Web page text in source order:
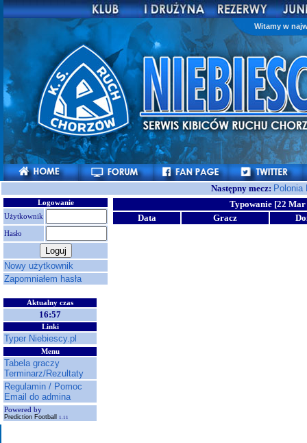
Witamy w
Następny mecz:
Logowanie
Użytkownik
Hasło
Nowy użytkownik
Zapomniałem hasła
Aktualny czas
16:57
Linki
Typer Niebiescy.pl
Menu
Tabela graczy
Terminarz/Rezultaty
Regulamin / Pomoc
Email do admina
Powered by
Prediction Football 1.11
Typowanie [22 Mar
Data
Gracz